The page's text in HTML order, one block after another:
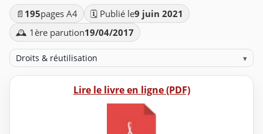
📄 195pages A4 🗓️ Publié le9 juin 2021
🕰️ 1ère parution19/04/2017
Droits & réutilisation ▾
Lire le livre en ligne (PDF)